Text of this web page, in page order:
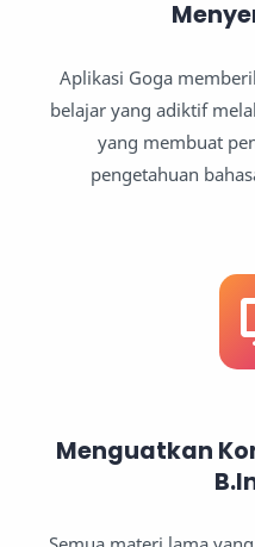
Aplikasi Goga
belajar yang adiktif
yang membuat
pengetahuan
Menguatkan